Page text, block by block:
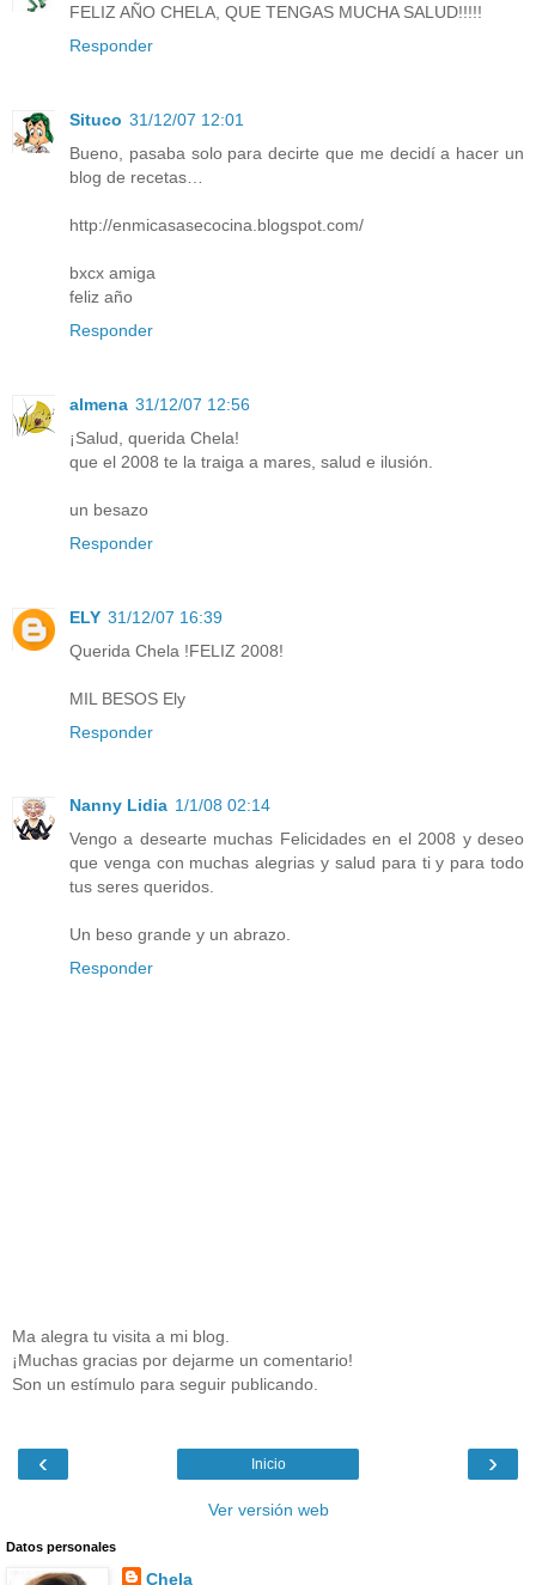
FELIZ AÑO CHELA, QUE TENGAS MUCHA SALUD!!!!!
Responder
Situco 31/12/07 12:01
Bueno, pasaba solo para decirte que me decidí a hacer un
blog de recetas…
http://enmicasasecocina.blogspot.com/
bxcx amiga
feliz año
Responder
almena 31/12/07 12:56
¡Salud, querida Chela!
que el 2008 te la traiga a mares, salud e ilusión.
un besazo
Responder
ELY 31/12/07 16:39
Querida Chela !FELIZ 2008!
MIL BESOS Ely
Responder
Nanny Lidia 1/1/08 02:14
Vengo a desearte muchas Felicidades en el 2008 y deseo
que venga con muchas alegrias y salud para ti y para todo
tus seres queridos.
Un beso grande y un abrazo.
Responder
Ma alegra tu visita a mi blog.
¡Muchas gracias por dejarme un comentario!
Son un estímulo para seguir publicando.
‹ ›
Inicio
Ver versión web
Datos personales
Chela